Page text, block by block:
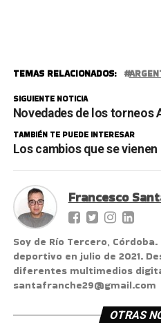
TEMAS RELACIONADOS:
SIGUIENTE NOTICIA
Novedades de los torneos
TAMBIÉN TE PUEDE INTERESAR
Los cambios que se vienen
Francesco
Soy de Río Tercero,
deportivo en julio de 2021.
diferentes multimedios
santafranche29@gmail.com
OTRAS